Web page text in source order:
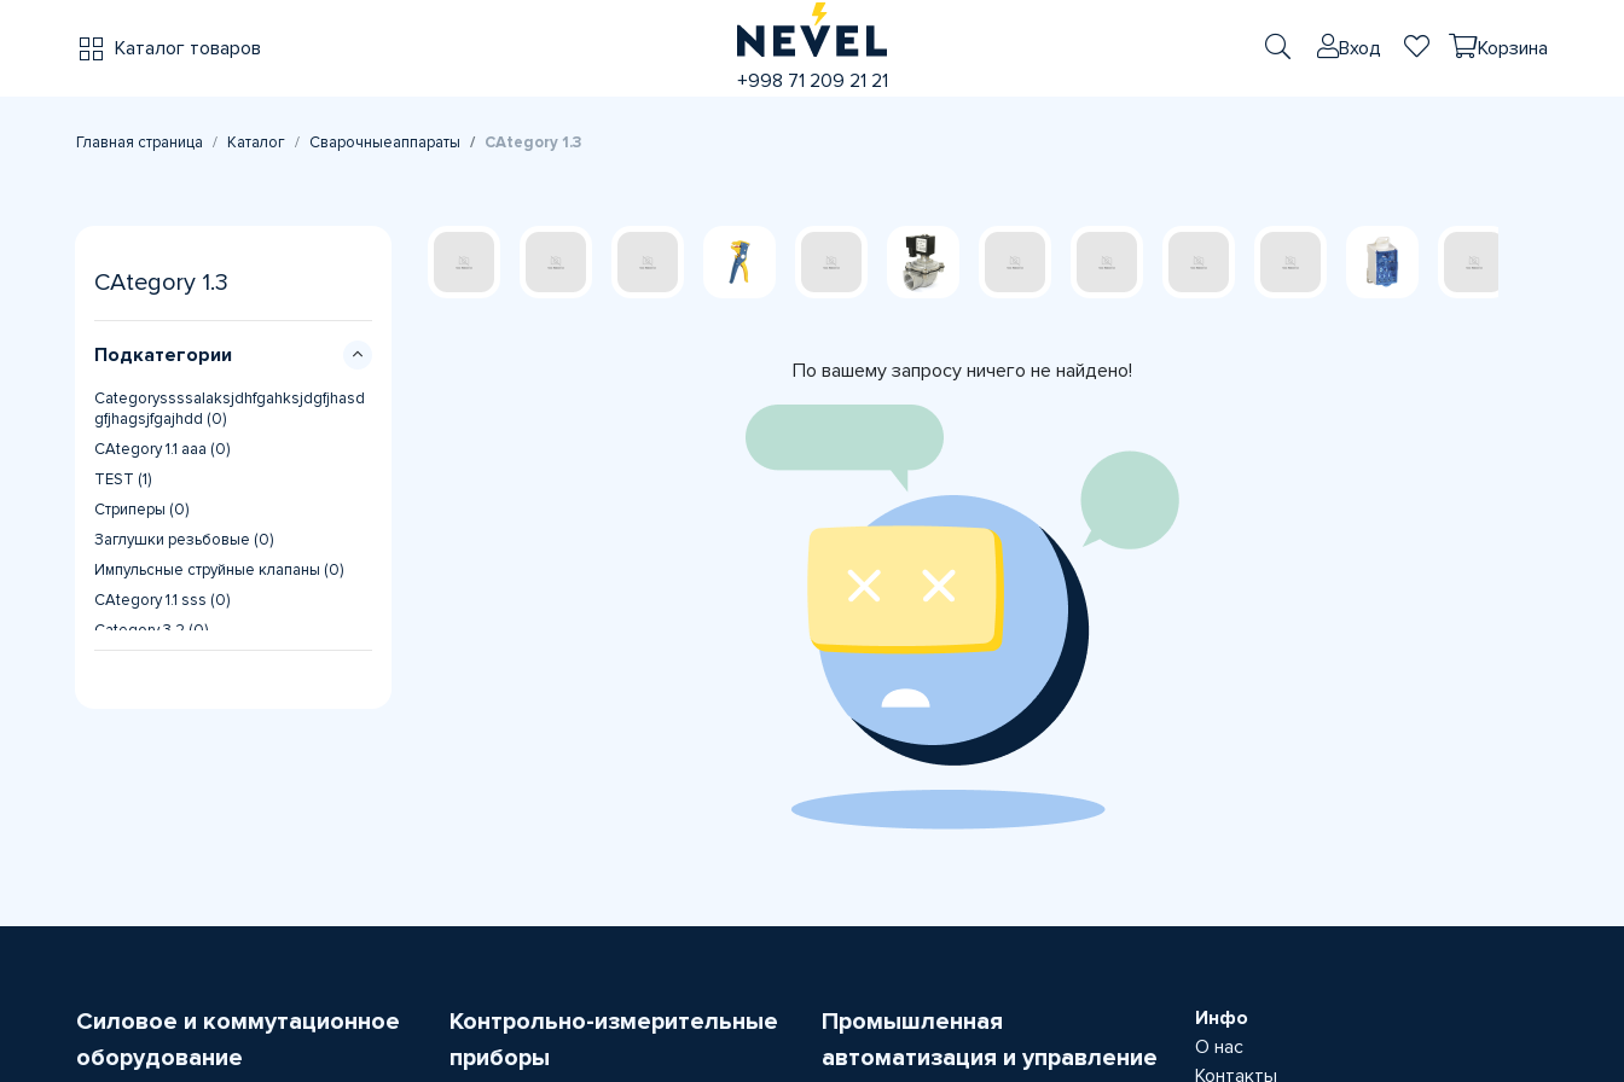
Каталог товаров
+998 71 209 21 21
Вход Корзина
Главная страница Каталог Сварочныеаппараты CAtegory 1.3
CAtegory 1.3
Подкатегории
Categoryssssalaksjdhfgahksjdgfjhasd
gfjhagsjfgajhdd (0)
CAtegory 1.1 aaa (0)
TEST (1)
Стриперы (0)
Заглушки резьбовые (0)
Импульсные струйные клапаны (0)
CAtegory 1.1 sss (0)
Category 3.2 (0)
По вашему запросу ничего не найдено!
Силовое и коммутационное
оборудование
Контрольно-измерительные
приборы
Промышленная
автоматизация и управление
Инфо
О нас
Контакты